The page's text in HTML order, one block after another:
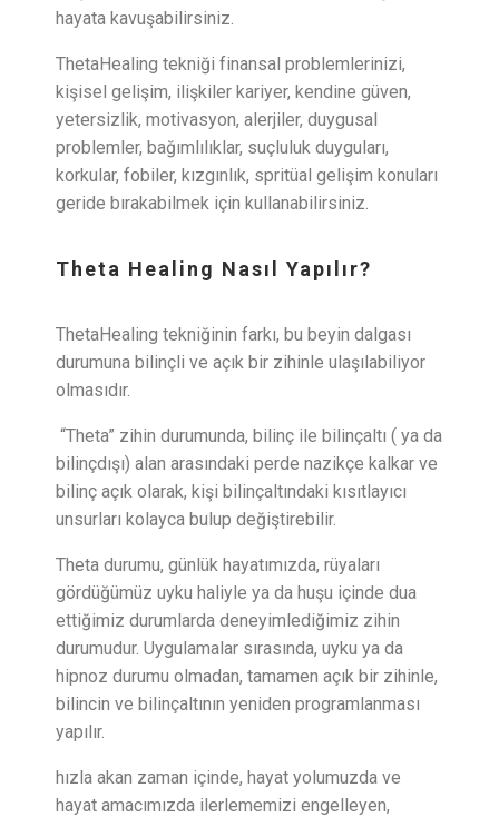
hayata kavuşabilirsiniz.
ThetaHealing tekniği finansal problemlerinizi,
kişisel gelişim, ilişkiler kariyer, kendine güven,
yetersizlik, motivasyon, alerjiler, duygusal
problemler, bağımlılıklar, suçluluk duyguları,
korkular, fobiler, kızgınlık, spritüal gelişim konuları
geride bırakabilmek için kullanabilirsiniz.
Theta Healing Nasıl Yapılır?
ThetaHealing tekniğinin farkı, bu beyin dalgası
durumuna bilinçli ve açık bir zihinle ulaşılabiliyor
olmasıdır.
“Theta” zihin durumunda, bilinç ile bilinçaltı ( ya da
bilinçdışı) alan arasındaki perde nazikçe kalkar ve
bilinç açık olarak, kişi bilinçaltındaki kısıtlayıcı
unsurları kolayca bulup değiştirebilir.
Theta durumu, günlük hayatımızda, rüyaları
gördüğümüz uyku haliyle ya da huşu içinde dua
ettiğimiz durumlarda deneyimlediğimiz zihin
durumudur. Uygulamalar sırasında, uyku ya da
hipnoz durumu olmadan, tamamen açık bir zihinle,
bilincin ve bilinçaltının yeniden programlanması
yapılır.
hızla akan zaman içinde, hayat yolumuzda ve
hayat amacımızda ilerlememizi engelleyen,